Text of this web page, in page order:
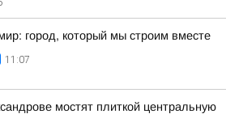
город, который мы строим вместе
11:07
мостят плиткой центральную